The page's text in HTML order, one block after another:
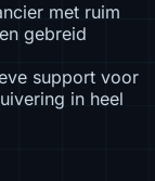
met ruim
gebreid
support voor
in heel